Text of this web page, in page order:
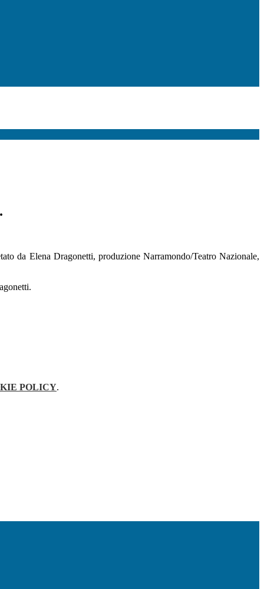
da Elena Dragonetti, produzione Narramondo/Teatro Nazionale,
POLICY.